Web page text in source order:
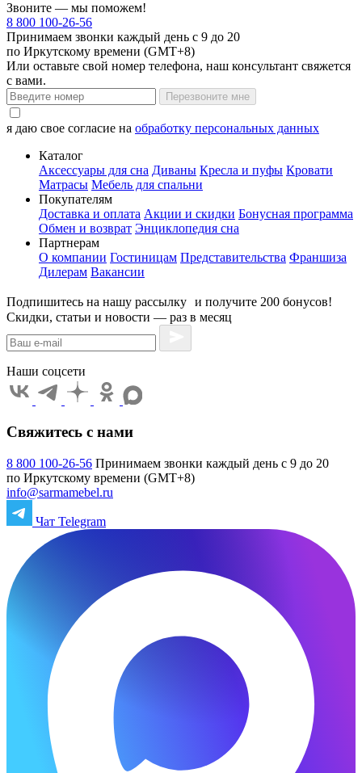
Звоните — мы поможем!
8 800 100-26-56
Принимаем звонки каждый день с 9 до 20
по Иркутскому времени (GMT+8)
Или оставьте свой номер телефона, наш консультант свяжется
с вами.
Перезвоните мне
я даю свое согласие на обработку персональных данных
Каталог
Аксессуары для сна Диваны Кресла и пуфы Кровати
Матрасы Мебель для спальни
Покупателям
Доставка и оплата Акции и скидки Бонусная программа
Обмен и возврат Энциклопедия сна
Партнерам
О компании Гостиницам Представительства Франшиза
Дилерам Вакансии
Подпишитесь на нашу рассылку и получите 200 бонусов!
Скидки, статьи и новости — раз в месяц
Наши соцсети
Свяжитесь с нами
8 800 100-26-56 Принимаем звонки каждый день с 9 до 20
по Иркутскому времени (GMT+8)
info@sarmamebel.ru
Чат Telegram